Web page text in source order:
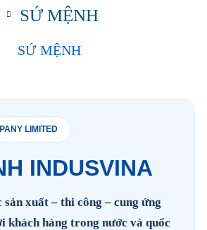
SỨ MỆNH
SỨ MỆNH
LIMITED
INDUSVINA
xuất – thi công – cung ứng
khách hàng trong nước và quốc